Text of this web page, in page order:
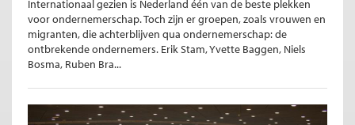
Internationaal gezien is Nederland één van de beste plekken
voor ondernemerschap. Toch zijn er groepen, zoals vrouwen en
migranten, die achterblijven qua ondernemerschap: de
ontbrekende ondernemers. Erik Stam, Yvette Baggen, Niels
Bosma, Ruben Bra...